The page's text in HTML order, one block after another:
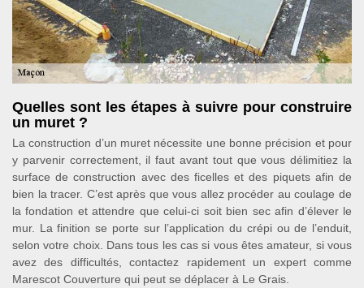
Quelles sont les étapes à suivre pour construire
un muret ?
La construction d’un muret nécessite une bonne précision et pour
y parvenir correctement, il faut avant tout que vous délimitiez la
surface de construction avec des ficelles et des piquets afin de
bien la tracer. C’est après que vous allez procéder au coulage de
la fondation et attendre que celui-ci soit bien sec afin d’élever le
mur. La finition se porte sur l’application du crépi ou de l’enduit,
selon votre choix. Dans tous les cas si vous êtes amateur, si vous
avez des difficultés, contactez rapidement un expert comme
Marescot Couverture qui peut se déplacer à Le Grais.